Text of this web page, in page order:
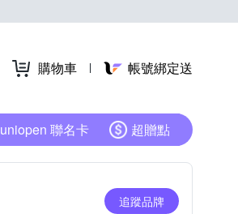
購物車 帳號綁定送
uniopen 聯名卡 超贈點
追蹤品牌